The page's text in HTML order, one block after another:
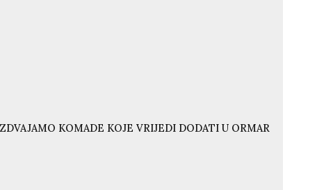
KOMADE KOJE VRIJEDI DODATI U ORMAR